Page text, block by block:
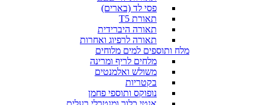
פסי לד (בארים)
תאורת T5
תאורה היברידית
תאורה לרפיוג ואחרות
מלח ותוספים למים מלוחים
מלחים לריף ומרינה
משולש ואלמנטים
בקטריות
נופוקס ותוספי פחמן